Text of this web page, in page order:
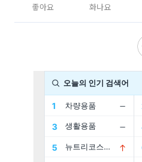
좋아요 화나요